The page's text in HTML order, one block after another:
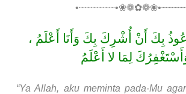
بِكَ أَنْ أُشْرِكَ بِكَ وَأَنَا أَعْلَمُ ،
لِمَا لا أَعْلَمُ
“Ya Allah, aku meminta pada-Mu